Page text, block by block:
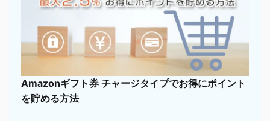
Amazonギフト券 チャージタイプでお得にポイント
を貯める方法